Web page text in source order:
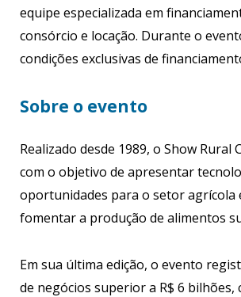
equipe especializada em
consórcio e locação. Durante o
condições exclusivas de
Sobre o evento
Realizado desde 1989, o Show Rural
com o objetivo de apresentar
oportunidades para o setor agrícola
fomentar a produção de alimentos
Em sua última edição, o evento
de negócios superior a R$ 6 bilhões,